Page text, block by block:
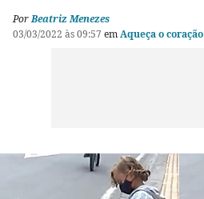
PorBeatriz Menezes
03/03/2022 às 09:57 emAqueça o coração